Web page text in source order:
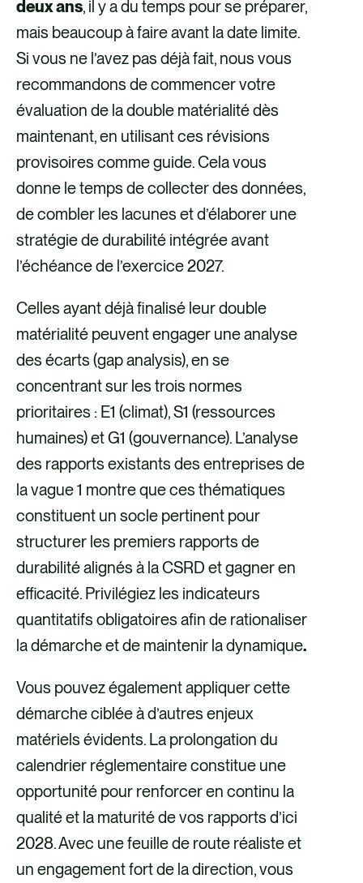
deux ans, il y a du temps pour se préparer,
mais beaucoup à faire avant la date limite.
Si vous ne l’avez pas déjà fait, nous vous
recommandons de commencer votre
évaluation de la double matérialité dès
maintenant, en utilisant ces révisions
provisoires comme guide. Cela vous
donne le temps de collecter des données,
de combler les lacunes et d’élaborer une
stratégie de durabilité intégrée avant
l’échéance de l’exercice 2027.
Celles ayant déjà finalisé leur double
matérialité peuvent engager une analyse
des écarts (gap analysis), en se
concentrant sur les trois normes
prioritaires : E1 (climat), S1 (ressources
humaines) et G1 (gouvernance). L’analyse
des rapports existants des entreprises de
la vague 1 montre que ces thématiques
constituent un socle pertinent pour
structurer les premiers rapports de
durabilité alignés à la CSRD et gagner en
efficacité. Privilégiez les indicateurs
quantitatifs obligatoires afin de rationaliser
la démarche et de maintenir la dynamique.
Vous pouvez également appliquer cette
démarche ciblée à d’autres enjeux
matériels évidents. La prolongation du
calendrier réglementaire constitue une
opportunité pour renforcer en continu la
qualité et la maturité de vos rapports d’ici
2028. Avec une feuille de route réaliste et
un engagement fort de la direction, vous